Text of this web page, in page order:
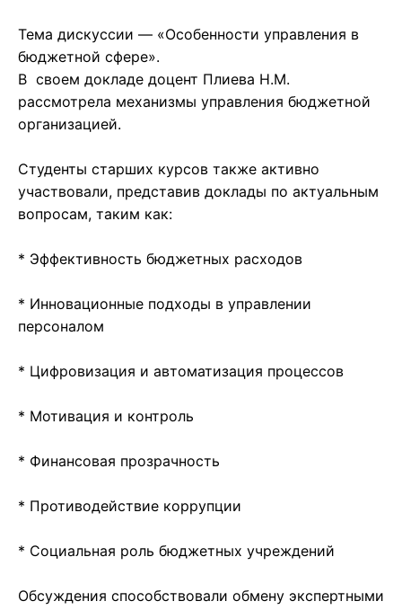
Тема дискуссии — «Особенности управления в
бюджетной сфере».
В своем докладе доцент Плиева Н.М.
рассмотрела механизмы управления бюджетной
организацией.
Студенты старших курсов также активно
участвовали, представив доклады по актуальным
вопросам, таким как:
* Эффективность бюджетных расходов
* Инновационные подходы в управлении
персоналом
* Цифровизация и автоматизация процессов
* Мотивация и контроль
* Финансовая прозрачность
* Противодействие коррупции
* Социальная роль бюджетных учреждений
Обсуждения способствовали обмену экспертными